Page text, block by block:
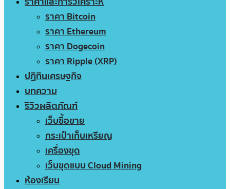
ราคา Bitcoin
ราคา Ethereum
ราคา Dogecoin
ราคา Ripple (XRP)
ปฏิทินเศรษฐกิจ
บทความ
รีวิวผลิตภัณฑ์
เว็บซื้อขาย
กระเป๋าเก็บเหรียญ
เครื่องขุด
เว็บขุดแบบ Cloud Mining
ห้องเรียน